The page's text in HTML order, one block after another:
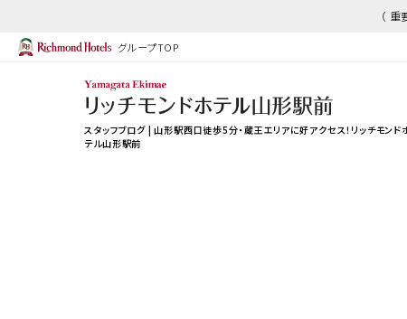
（
グループTOP
スタッフブログ | 山形駅西口徒歩5分・蔵王エリアに好アクセス！リッチモンド
テル山形駅前